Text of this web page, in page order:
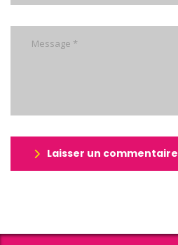
Laisser un commentaire